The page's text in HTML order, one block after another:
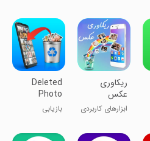
ریکاوری
عکس
ابزارهای کاربردی
Deleted
Photo
Recovery
بازیابی
شده